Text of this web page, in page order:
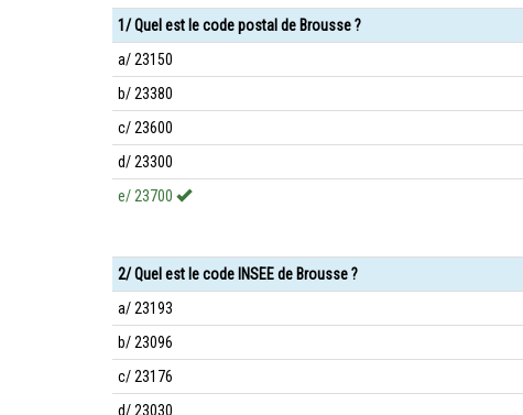
1/ Quel est le code postal de Brousse ?
a/ 23150
b/ 23380
c/ 23600
d/ 23300
e/ 23700
2/ Quel est le code INSEE de Brousse ?
a/ 23193
b/ 23096
c/ 23176
d/ 23030